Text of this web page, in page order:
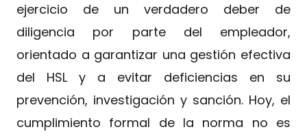
ejercicio de un verdadero deber de
diligencia por parte del empleador,
orientado a garantizar una gestión efectiva
del HSL y a evitar deficiencias en su
prevención, investigación y sanción. Hoy, el
cumplimiento formal de la norma no es